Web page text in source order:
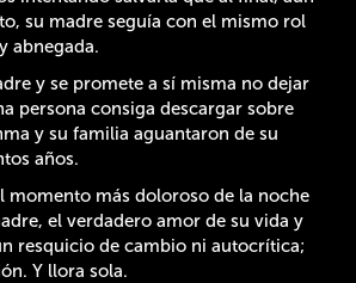
su madre seguía con el mismo rol
abnegada.
y se promete a sí misma no dejar
persona consiga descargar sobre
y su familia aguantaron de su
años.
momento más doloroso de la noche
el verdadero amor de su vida y
resquicio de cambio ni autocrítica;
Y llora sola.